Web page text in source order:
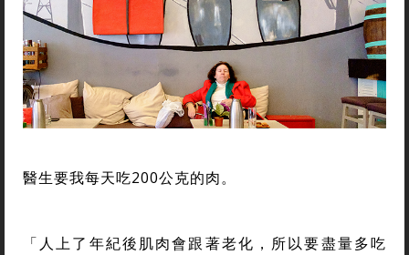
醫生要我每天吃200公克的肉。
「人上了年紀後肌肉會跟著老化，所以要盡量多吃